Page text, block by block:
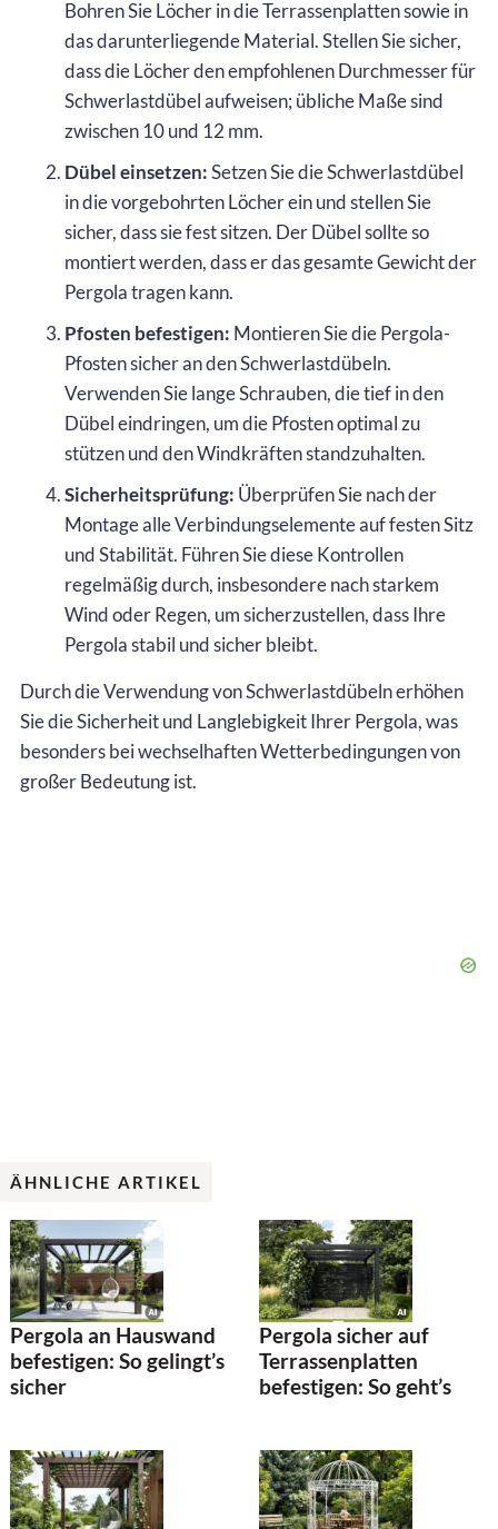
Bohren Sie Löcher in die Terrassenplatten sowie in
das darunterliegende Material. Stellen Sie sicher,
dass die Löcher den empfohlenen Durchmesser für
Schwerlastdübel aufweisen; übliche Maße sind
zwischen 10 und 12 mm.
Dübel einsetzen:Setzen Sie die Schwerlastdübel
in die vorgebohrten Löcher ein und stellen Sie
sicher, dass sie fest sitzen. Der Dübel sollte so
montiert werden, dass er das gesamte Gewicht der
Pergola tragen kann.
Pfosten befestigen: Montieren Sie die Pergola-
Pfosten sicher an den Schwerlastdübeln.
Verwenden Sie lange Schrauben, die tief in den
Dübel eindringen, um die Pfosten optimal zu
stützen und den Windkräften standzuhalten.
Sicherheitsprüfung: Überprüfen Sie nach der
Montage alle Verbindungselemente auf festen Sitz
und Stabilität. Führen Sie diese Kontrollen
regelmäßig durch, insbesondere nach starkem
Wind oder Regen, um sicherzustellen, dass Ihre
Pergola stabil und sicher bleibt.
Durch die Verwendung von Schwerlastdübeln erhöhen
Sie die Sicherheit und Langlebigkeit Ihrer Pergola, was
besonders bei wechselhaften Wetterbedingungen von
großer Bedeutung ist.
ÄHNLICHE ARTIKEL
Pergola an Hauswand
befestigen: So gelingt’s
sicher
Pergola sicher auf
Terrassenplatten
befestigen: So geht’s